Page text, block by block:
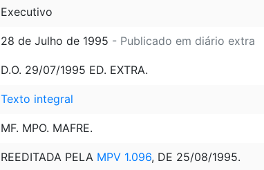
Executivo
28 de Julho de 1995 - Publicado em diário extra
D.O. 29/07/1995 ED. EXTRA.
Texto integral
MF. MPO. MAFRE.
REEDITADA PELA MPV 1.096, DE 25/08/1995.